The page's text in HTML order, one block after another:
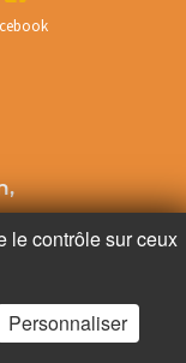
le contrôle sur ceux
Personnaliser